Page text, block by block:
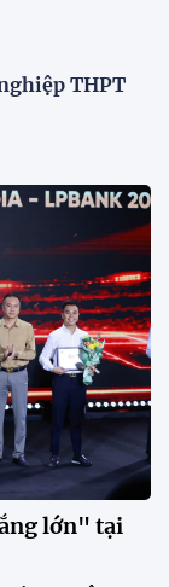
Việt Nam
(29/7) bất
Singapore
trực tiếp theo
tịch.
lớn" tại
đam mê tại